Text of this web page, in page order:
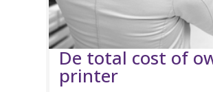
De total cost of
printer